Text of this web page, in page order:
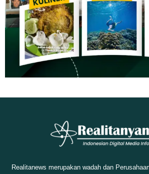
Realitanews merupakan wadah dan